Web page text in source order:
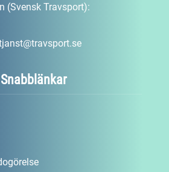
Snabblänkar
(Svensk Travsport):